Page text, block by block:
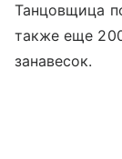
Танцовщица
также еще
занавесок.